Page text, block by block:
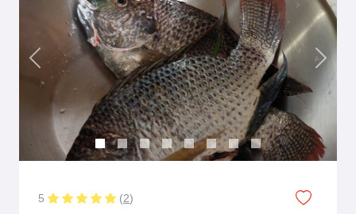
Previous Next
5 (2)